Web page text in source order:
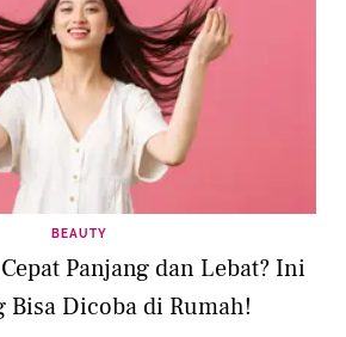
BEAUTY
Panjang dan Lebat? Ini
Bisa Dicoba di Rumah!